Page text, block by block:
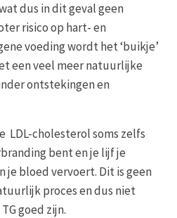
dus in dit geval geen
risico op hart- en
voeding wordt het ‘buikje’
een veel meer natuurlijke
ontstekingen en
LDL-cholesterol soms zelfs
bent en je lijf je
je bloed vervoert. Dit is geen
proces en dus niet
goed zijn.